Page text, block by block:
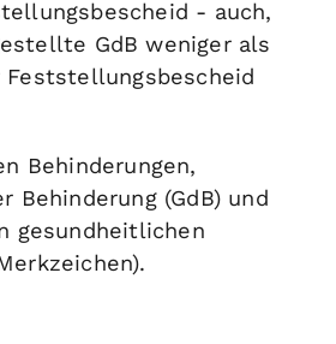
- auch,
GdB weniger als
Feststellungsbescheid
Behinderungen,
Behinderung (GdB) und
gesundheitlichen